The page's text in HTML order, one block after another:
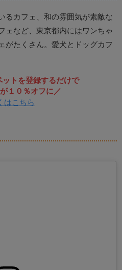
るカフェ、和の雰囲気が素敵な
ェなど、東京都内にはワンちゃ
がたくさん。愛犬とドッグカフ
トを登録するだけで
１０％オフに／
はこちら